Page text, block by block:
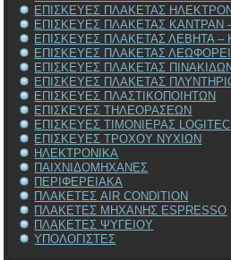
ΕΠΙΣΚΕΥΕΣ ΠΛΑΚΕΤΑΣ
ΕΠΙΣΚΕΥΕΣ ΠΛΑΚΕΤΑΣ ΚΑΝΤΡΑΝ
ΕΠΙΣΚΕΥΕΣ ΠΛΑΚΕΤΑΣ ΛΕΒΗΤΑ –
ΕΠΙΣΚΕΥΕΣ ΠΛΑΚΕΤΑΣ
ΕΠΙΣΚΕΥΕΣ ΠΛΑΚΕΤΑΣ
ΕΠΙΣΚΕΥΕΣ ΠΛΑΚΕΤΑΣ
ΕΠΙΣΚΕΥΕΣ ΠΛΑΣΤΙΚΟΠΟΙΗΤΩΝ
ΕΠΙΣΚΕΥΕΣ ΤΗΛΕΟΡΑΣΕΩΝ
ΕΠΙΣΚΕΥΕΣ ΤΙΜΟΝΙΕΡΑΣ
ΕΠΙΣΚΕΥΕΣ ΤΡΟΧΟΥ ΝΥΧΙΩΝ
ΗΛΕΚΤΡΟΝΙΚΑ
ΠΑΙΧΝΙΔΟΜΗΧΑΝΕΣ
ΠΕΡΙΦΕΡΕΙΑΚΑ
ΠΛΑΚΕΤΕΣ AIR CONDITION
ΠΛΑΚΕΤΕΣ ΜΗΧΑΝΗΣ ESPRESSO
ΠΛΑΚΕΤΕΣ ΨΥΓΕΙΟΥ
ΥΠΟΛΟΓΙΣΤΕΣ